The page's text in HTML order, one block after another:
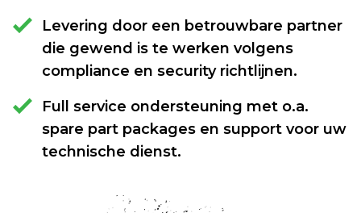
Levering door een betrouwbare partner
die gewend is te werken volgens
compliance en security richtlijnen.
Full service ondersteuning met o.a.
spare part packages en support voor uw
technische dienst.